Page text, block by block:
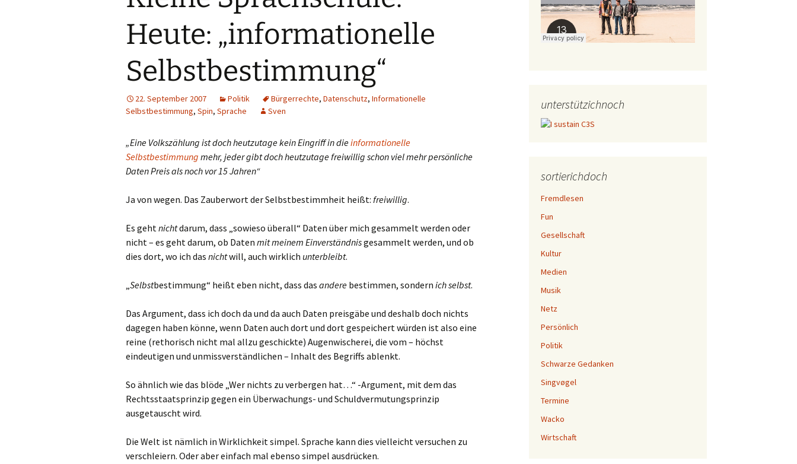
Heute: „informationelle
Selbstbestimmung“
22. September 2007 Politik Bürgerrechte, Datenschutz, Informationelle
Selbstbestimmung, Spin, Sprache Sven
„Eine Volkszählung ist doch heutzutage kein Eingriff in dieinformationelle
Selbstbestimmung mehr, jeder gibt doch heutzutage freiwillig schon viel mehr persönliche
Daten Preis als noch vor 15 Jahren“
Ja von wegen. Das Zauberwort der Selbstbestimmheit heißt: freiwillig.
Es gehtnichtdarum, dass „sowieso überall“ Daten über mich gesammelt werden oder
nicht – es geht darum, ob Daten mit meinem Einverständnisgesammelt werden, und ob
dies dort, wo ich das nichtwill, auch wirklich unterbleibt.
„Selbstbestimmung“ heißt eben nicht, dass das andere bestimmen, sondern ich selbst.
Das Argument, dass ich doch da und da auch Daten preisgäbe und deshalb doch nichts
dagegen haben könne, wenn Daten auch dort und dort gespeichert würden ist also eine
reine (rethorisch nicht mal allzu geschickte) Augenwischerei, die vom – höchst
eindeutigen und unmissverständlichen – Inhalt des Begriffs ablenkt.
So ähnlich wie das blöde „Wer nichts zu verbergen hat…“ -Argument, mit dem das
Rechtsstaatsprinzip gegen ein Überwachungs- und Schuldvermutungsprinzip
ausgetauscht wird.
Die Welt ist nämlich in Wirklichkeit simpel. Sprache kann dies vielleicht versuchen zu
verschleiern. Oder aber einfach mal ebenso simpel ausdrücken.
unterstützichnoch
sortierichdoch
Fremdlesen
Fun
Gesellschaft
Kultur
Medien
Musik
Netz
Persönlich
Politik
Schwarze Gedanken
Singvøgel
Termine
Wacko
Wirtschaft